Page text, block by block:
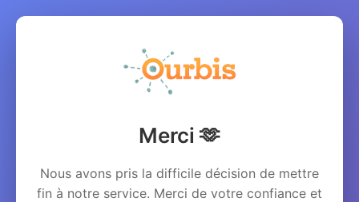
Merci 🫶
Nous avons pris la difficile décision de mettre
fin à notre service. Merci de votre confiance et